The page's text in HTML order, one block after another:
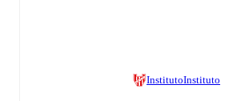
InstitutoInstituto